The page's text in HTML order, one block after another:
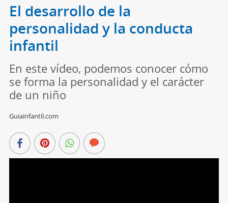
El desarrollo de la
personalidad y la conducta
infantil
En este vídeo, podemos conocer cómo
se forma la personalidad y el carácter
de un niño
Guiainfantil.com